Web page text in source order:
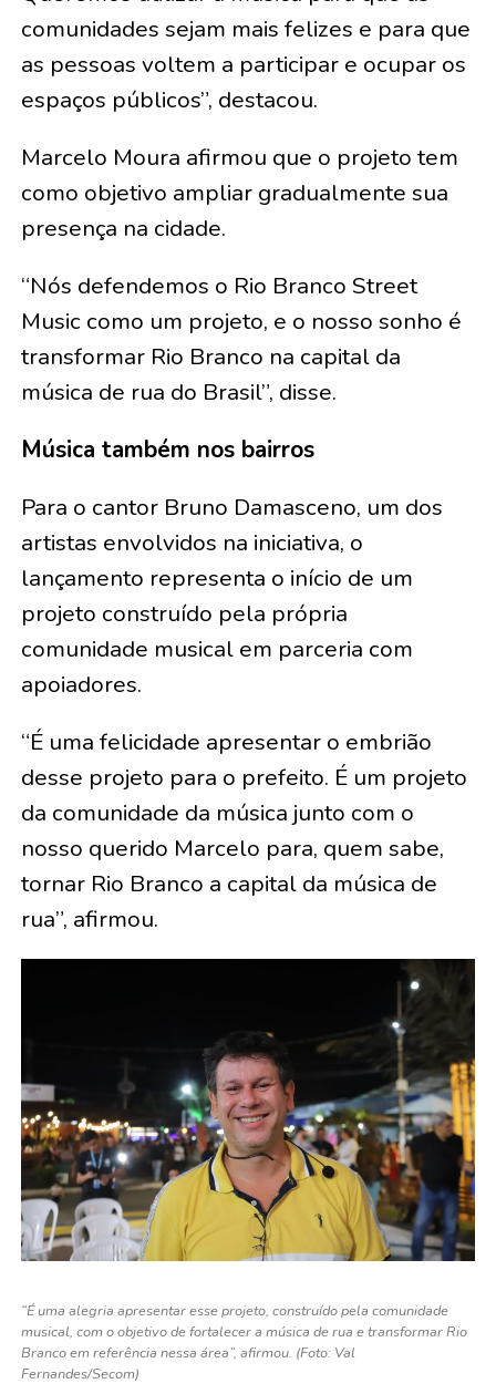
comunidades sejam mais felizes e para que
as pessoas voltem a participar e ocupar os
espaços públicos”, destacou.
Marcelo Moura afirmou que o projeto tem
como objetivo ampliar gradualmente sua
presença na cidade.
“Nós defendemos o Rio Branco Street
Music como um projeto, e o nosso sonho é
transformar Rio Branco na capital da
música de rua do Brasil”, disse.
Música também nos bairros
Para o cantor Bruno Damasceno, um dos
artistas envolvidos na iniciativa, o
lançamento representa o início de um
projeto construído pela própria
comunidade musical em parceria com
apoiadores.
“É uma felicidade apresentar o embrião
desse projeto para o prefeito. É um projeto
da comunidade da música junto com o
nosso querido Marcelo para, quem sabe,
tornar Rio Branco a capital da música de
rua”, afirmou.
“É uma alegria apresentar esse projeto, construído pela comunidade
musical, com o objetivo de fortalecer a música de rua e transformar Rio
Branco em referência nessa área”, afirmou. (Foto: Val
Fernandes/Secom)